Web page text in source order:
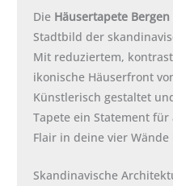
Die Häusertapete Bergen
Stadtbild der
Mit reduziertem,
ikonische Häuserfront
Künstlerisch gestaltet
Tapete ein Statement
Flair in deine vier
Skandinavische